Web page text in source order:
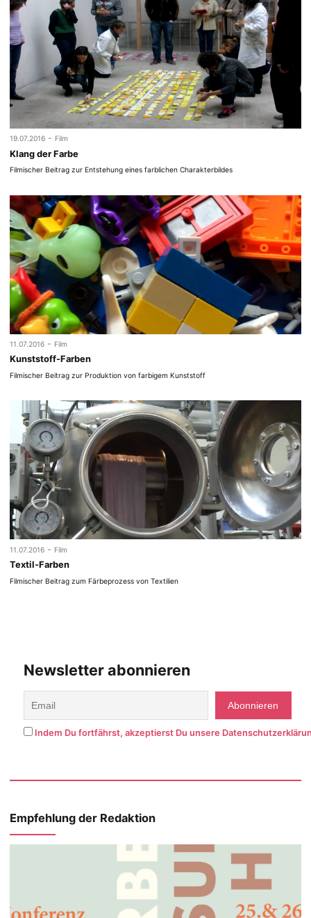
19.07.2016 - Film
Klang der Farbe
Filmischer Beitrag zur Entstehung eines farblichen Charakterbildes
11.07.2016 - Film
Kunststoff-Farben
Filmischer Beitrag zur Produktion von farbigem Kunststoff
11.07.2016 - Film
Textil-Farben
Filmischer Beitrag zum Färbeprozess von Textilien
Newsletter abonnieren
Indem Du fortfährst, akzeptierst Du unsere
Empfehlung der Redaktion